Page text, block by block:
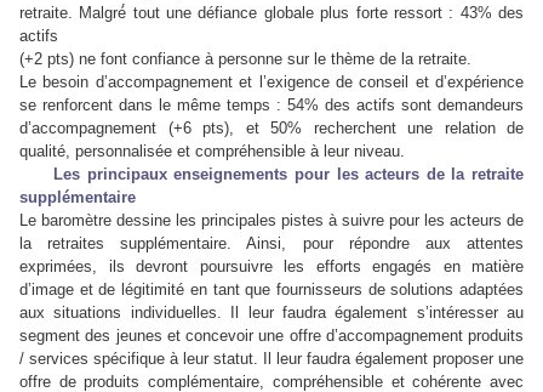
retraite. Malgré́ tout une défiance globale plus forte ressort : 43% des
actifs
(+2 pts) ne font confiance à personne sur le thème de la retraite.
Le besoin d’accompagnement et l’exigence de conseil et d’expérience
se renforcent dans le même temps : 54% des actifs sont demandeurs
d’accompagnement (+6 pts), et 50% recherchent une relation de
qualité, personnalisée et compréhensible à leur niveau.
Les principaux enseignements pour les acteurs de la retraite
supplémentaire
Le baromètre dessine les principales pistes à suivre pour les acteurs de
la retraites supplémentaire. Ainsi, pour répondre aux attentes
exprimées, ils devront poursuivre les efforts engagés en matière
d’image et de légitimité en tant que fournisseurs de solutions adaptées
aux situations individuelles. Il leur faudra également s’intéresser au
segment des jeunes et concevoir une offre d’accompagnement produits
/ services spécifique à leur statut. Il leur faudra également proposer une
offre de produits complémentaire, compréhensible et cohérente avec